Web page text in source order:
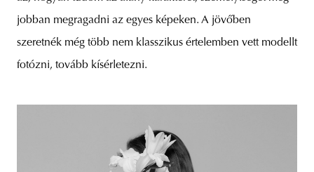
jobban megragadni az egyes képeken. A jövőben
szeretnék még több nem klasszikus értelemben vett modellt
fotózni, tovább kísérletezni.